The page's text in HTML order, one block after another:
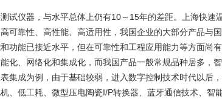
试仪器，与水平总体上仍有10～15年的差距。上海快速
可靠性、高性能、高适用性，我国企业的大部分产品与
功能已接近水平，但在可靠性和工程应用能力等方面尚有
化、网络化和集成化，而我国产品一般常规品种居多，
集成为例，由于基础较弱，进入数字控制技术时代以后，
、低工耗、微型压电陶瓷I/P转换器、蓝牙通信技术、智